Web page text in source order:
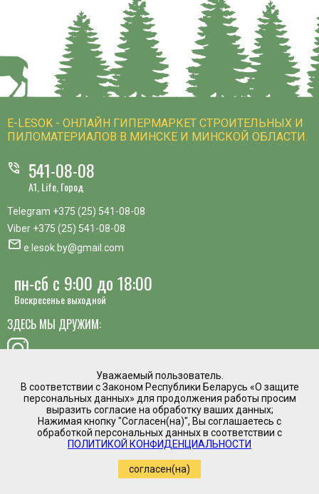
Уважаемый пользователь.
В соответствии с Законом Республики Беларусь «О защите
персональных данных» для продолжения работы просим
выразить согласие на обработку ваших данных;
Нажимая кнопку "Согласен(на)", Вы соглашаетесь с
обработкой персональных данных в соответствии с
ПОЛИТИКОЙ КОНФИДЕНЦИАЛЬНОСТИ
согласен(на)
E-LESOK - ОНЛАЙН ГИПЕРМАРКЕТ СТРОИТЕЛЬНЫХ И
ПИЛОМАТЕРИАЛОВ В МИНСКЕ И МИНСКОЙ ОБЛАСТИ.
phone_in_talk 541-08-08
A1, Life, Город
Telegram +375 (25) 541-08-08
Viber +375 (25) 541-08-08
mail e.lesok.by@gmail.com
пн-сб с 9:00 до 18:00
Воскресенье выходной
ЗДЕСЬ МЫ ДРУЖИМ:
хотите предложить идею, похвалить сотрудника или
пожаловаться?
Написать директору
Интернет магазин временно приостановил